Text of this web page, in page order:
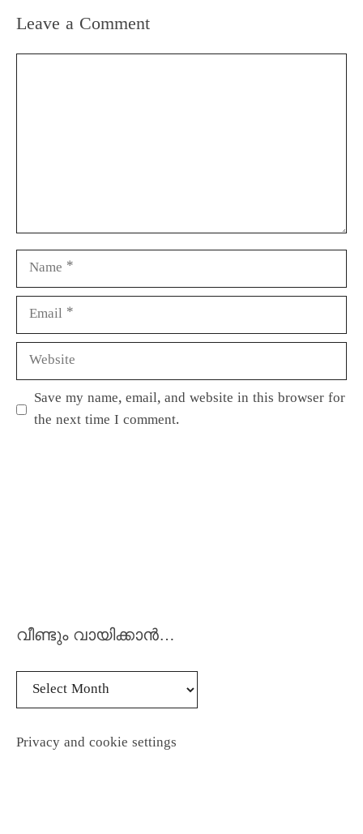
Leave a Comment
Save my name, email, and website in this browser for
the next time I comment.
വീണ്ടും വായിക്കാൻ…
Privacy and cookie settings